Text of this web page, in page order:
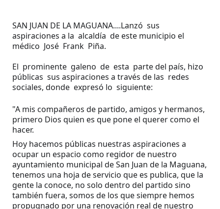
SAN JUAN DE LA MAGUANA....Lanzó sus
aspiraciones a la alcaldía de este municipio el
médico José Frank Piña.
El prominente galeno de esta parte del país, hizo
públicas sus aspiraciones a través de las redes
sociales, donde expresó lo siguiente:
"A mis compañeros de partido, amigos y hermanos,
primero Dios quien es que pone el querer como el
hacer.
Hoy hacemos públicas nuestras aspiraciones a
ocupar un espacio como regidor de nuestro
ayuntamiento municipal de San Juan de la Maguana,
tenemos una hoja de servicio que es publica, que la
gente la conoce, no solo dentro del partido sino
también fuera, somos de los que siempre hemos
propugnado por una renovación real de nuestro